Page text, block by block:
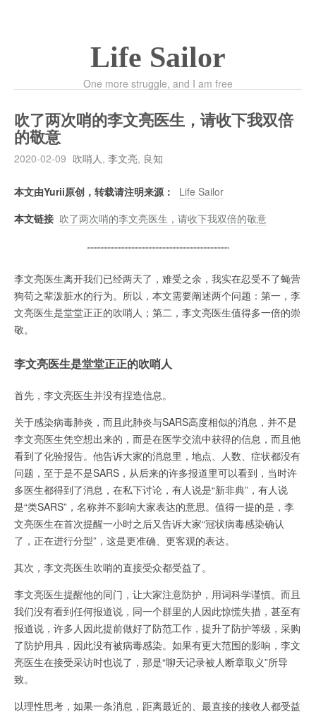
Life Sailor
One more struggle, and I am free
吹了两次哨的李文亮医生，请收下我双倍
的敬意
2020-02-09 吹哨人, 李文亮, 良知
本文由Yurii原创，转载请注明来源：
Life Sailor
本文链接 吹了两次哨的李文亮医生，请收下我双倍的敬意
李文亮医生离开我们已经两天了，难受之余，我实在忍受不了蝇营
狗苟之辈泼脏水的行为。所以，本文需要阐述两个问题：第一，李
文亮医生是堂堂正正的吹哨人；第二，李文亮医生值得多一倍的崇
敬。
李文亮医生是堂堂正正的吹哨人
首先，李文亮医生并没有捏造信息。
关于感染病毒肺炎，而且此肺炎与SARS高度相似的消息，并不是
李文亮医生凭空想出来的，而是在医学交流中获得的信息，而且他
看到了化验报告。他告诉大家的消息里，地点、人数、症状都没有
问题，至于是不是SARS，从后来的许多报道里可以看到，当时许
多医生都得到了消息，在私下讨论，有人说是“新非典”，有人说
是“类SARS”，名称并不影响大家表达的意思。值得一提的是，李
文亮医生在首次提醒一小时之后又告诉大家“冠状病毒感染确认
了，正在进行分型”，这是更准确、更客观的表达。
其次，李文亮医生吹哨的直接受众都受益了。
李文亮医生提醒他的同门，让大家注意防护，用词科学谨慎。而且
我们没有看到任何报道说，同一个群里的人因此惊慌失措，甚至有
报道说，许多人因此提前做好了防范工作，提升了防护等级，采购
了防护用具，因此没有被病毒感染。如果有更大范围的影响，李文
亮医生在接受采访时也说了，那是“聊天记录被人断章取义”所导
致。
以理性思考，如果一条消息，距离最近的、最直接的接收人都受益